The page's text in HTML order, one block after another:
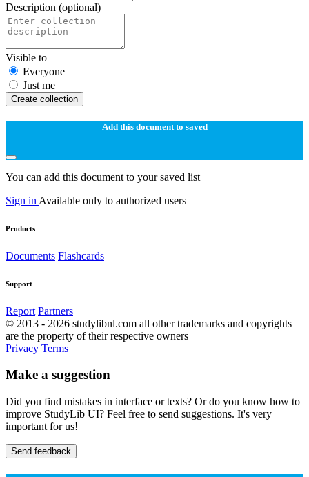
Description (optional)
Visible to
Everyone
Just me
Create collection
Add this document to saved
You can add this document to your saved list
Sign in Available only to authorized users
Products
Documents Flashcards
Support
Report Partners
© 2013 - 2026 studylibnl.com all other trademarks and copyrights
are the property of their respective owners
Privacy Terms
Make a suggestion
Did you find mistakes in interface or texts? Or do you know how to
improve StudyLib UI? Feel free to send suggestions. It's very
important for us!
Send feedback